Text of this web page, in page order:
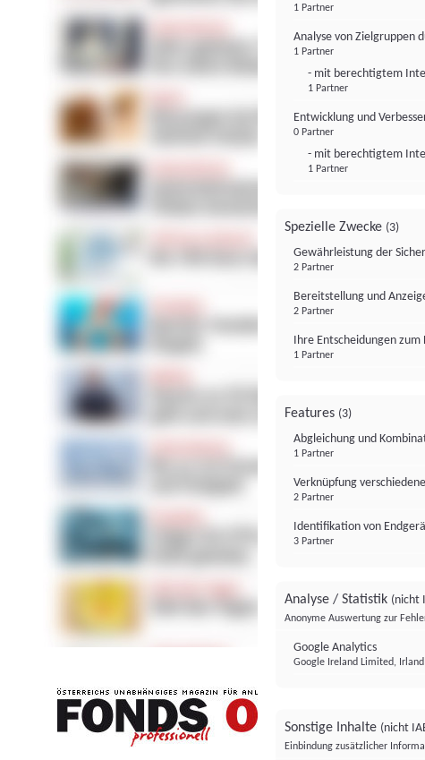
1 Partner
Analyse von Zielgruppen
1 Partner
- mit berechtigtem
1 Partner
Entwicklung und
0 Partner
- mit berechtigtem
1 Partner
Spezielle Zwecke (3)
Gewährleistung der
2 Partner
Bereitstellung und
2 Partner
Ihre Entscheidungen
1 Partner
Features (3)
Abgleichung und
1 Partner
Verknüpfung
2 Partner
Identifikation von
3 Partner
Analyse / Statistik (nicht
Anonyme Auswertung zur
Google Analytics
Google Ireland Limited, Irland
Sonstige Inhalte (nicht
Einbindung zusätzlicher